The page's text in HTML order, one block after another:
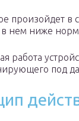
произойдет в
в нем ниже
работа
под